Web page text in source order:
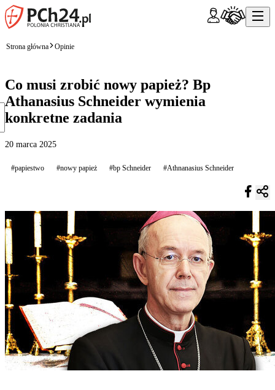
Strona główna Opinie
Co musi zrobić nowy papież? Bp
Athanasius Schneider wymienia
konkretne zadania
20 marca 2025
#papiestwo #nowy papież #bp Schneider #Athnanasius Schneider